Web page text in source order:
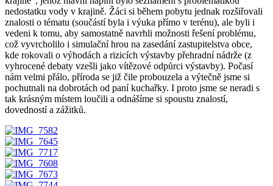
nedostatku vody v krajině. Žáci si během pobytu jednak rozšiřovali
znalosti o tématu (součástí byla i výuka přímo v terénu), ale byli i
vedeni k tomu, aby samostatně navrhli možnosti řešení problému,
což vyvrcholilo i simulační hrou na zasedání zastupitelstva obce,
kde rokovali o výhodách a rizicích výstavby přehradní nádrže (z
vyhrocené debaty vzešli jako vítězové odpůrci výstavby). Počasí
nám velmi přálo, příroda se již čile probouzela a výtečně jsme si
pochutnali na dobrotách od paní kuchařky. I proto jsme se neradi s
tak krásným místem loučili a odnášíme si spoustu znalostí,
dovedností a zážitků.